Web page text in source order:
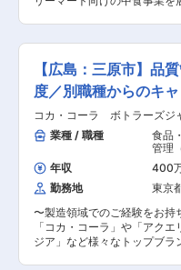
次の試験設計に生きてきま
→改善を繰り返すことで、担
提案できるようになります
環境だからこそ、「自分の判
前へ進めている」と強く実感で
更の範囲：会社の定める業務
どの依頼が増加しており、幅
がございます。 ■組織体制： 社員7名、パート1
岐にわたる検査・分析サー
会の安全と健康を支えてい
を完備し、正確かつ迅速な結
を整えています。社員一人ひ
かし、成長できる環境が整っ
貢献しながらキャリアアップ
職場です。 変更の範囲
造している中食・調理麺の品
いただきます。 ＜詳細＞ 日
伴う確認（記録等）、衛生
活動（微生物検査結果調査、
ど） 月次業務：衛生管理関
調査 年次業務：各監査対応
の微生物・理化学検査、衛生
■入社後の流れ 入社初日は全
後は約1か月程度現場研修を
チアップいただきます。ご経
担当業務を決定し、徐々に業
だき、将来的には品質管理課
躍いただくことを期待しています。 ■
毎月シフト制のローテーショ
となりますが、希望休を伺っ
でいるため、プライベートの
【広島：三原市】品
度／別職種からのキ
コカ・コーラ ボトラーズジ
業種 / 職種
食品
管理
析・
料・
年収 400
勤務地
東京
〜製造領域でのご経験をお持
「コカ・コーラ」や「アク
ジア」など様々なトップブラ